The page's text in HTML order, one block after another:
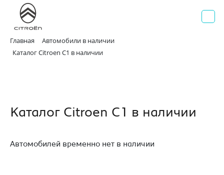
Главная
Автомобили в наличии
Каталог Citroen C1 в наличии
Каталог Citroen C1 в наличии
Автомобилей временно нет в наличии